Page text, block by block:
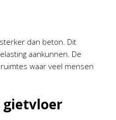
dan beton. Dit
aankunnen. De
waar veel mensen
gietvloer